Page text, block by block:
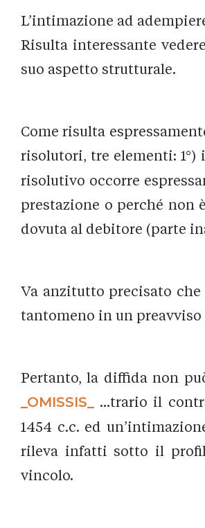
L’intimazione ad
Risulta interessante
suo aspetto strutturale.
Come risulta
risolutori, tre elementi:
risolutivo occorre
prestazione o perché non
dovuta al debitore (parte
Va anzitutto precisato
tantomeno in un
Pertanto, la diffida non
_OMISSIS_
...trario il
1454 c.c. ed
rileva infatti sotto il
vincolo.